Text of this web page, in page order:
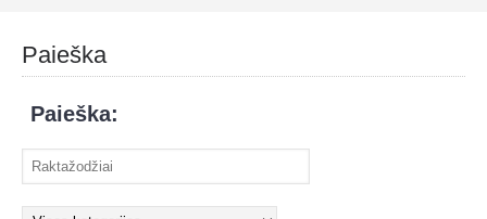
Paieška
Paieška: